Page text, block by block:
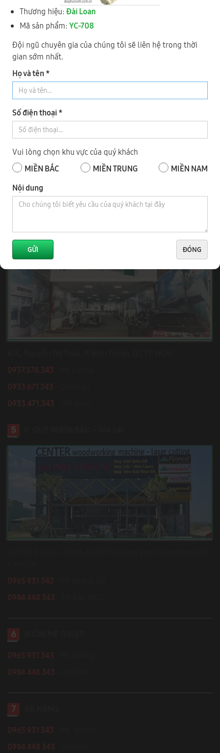
Thương hiệu: Đài Loan
Mã sản phẩm: YC-708
Đội ngũ chuyên gia của chúng tôi sẽ liên hệ trong thời
gian sớm nhất.
Họ và tên *
Số điện thoại *
Vui lòng chọn khu vực của quý khách
MIỀN BẮC
MIỀN TRUNG
MIỀN NAM
Nội dung
GỬI ĐÓNG
TỈNH BÌNH DƯƠNG
Số 1B/10, Đại Lộ Bình Dương, KP. Đông Nhì, P. Lái Thiêu, TP.
Hồ Chí Minh
0937.378.343- Mr Cường
0933.471.343
0933 671 343- Mr Hậu
4 TP HỒ CHÍ MINH
0937.378.343
0933 671 343
0933.471.343
5
0965 931 343
0984 448 343
6
0965 931 343
0984 448 343
7
0965 931 343
0984 448 343